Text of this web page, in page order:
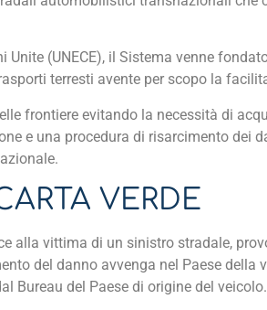
(UNECE), il Sistema venne
terresti avente per scopo la
frontiere evitando la necessità di
e una procedura di risarcimento dei
VERDE
alla vittima di un sinistro stradale,
del danno avvenga nel Paese della
Bureau del Paese di origine del veicolo.